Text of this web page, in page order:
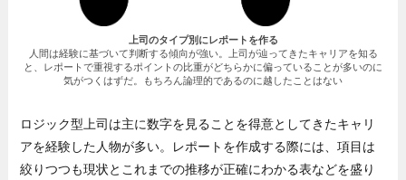
上司のタイプ別にレポートを作る
人間は経験に基づいて判断する傾向が強い。上司が辿ってきたキャリアを知る
と、レポートで重視するポイントの比重がどちらかに偏っていることが多いのに
気がつくはずだ。もちろん論理的であるのに越したことはない
ロジック型上司は主に数字を見ることを得意としてきたキャリ
アを経験した人物が多い。レポートを作成する際には、項目は
絞りつつも現状とこれまでの推移が正確にわかる表などを盛り